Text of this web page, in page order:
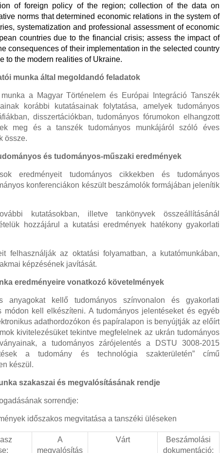
of foreign policy of the region; collection of the data on
norms that determined economic relations in the system of
systematization and professional assessment of economic
countries due to the financial crisis; assess the impact of
consequences of their implementation in the selected country
to the modern realities of Ukraine.
munka által megoldandó feladatok
a Magyar Történelem és Európai Integráció Tanszék
korábbi kutatásainak folytatása, amelyek tudományos
disszertációkban, tudományos fórumokon elhangzott
meg és a tanszék tudományos munkájáról szóló éves
össze.
és tudományos-műszaki eredmények
eredményeit tudományos cikkekben és tudományos
konferenciákon készült beszámolók formájában jelenítik
kutatásokban, illetve tankönyvek összeállításánál
hozzájárul a kutatási eredmények hatékony gyakorlati
felhasználják az oktatási folyamatban, a kutatómunkában,
képzésének javítását.
eredményeire vonatkozó követelmények
anyagokat kellő tudományos színvonalon és gyakorlati
módon kell elkészíteni. A tudományos jelentéseket és egyéb
adathordozókon és papíralapon is benyújtják az előírt
kivitelezésüket tekintve megfelelnek az ukrán tudományos
a tudományos zárójelentés a DSTU 3008-2015
a tudomány és technológia szakterületén” című
készül.
szakaszai és megvalósításának rendje
sorrendje:
időszakos megvitatása a tanszéki üléseken
A
megvalósítás
Várt
Beszámolási
dokumentáció: